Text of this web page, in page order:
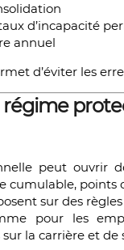
d’incapacité
annuel
d’éviter les
régime
peut ouvrir
cumulable, points
sur des
pour les
la carrière et de